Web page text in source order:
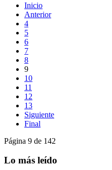
Inicio
Anterior
4
5
6
7
8
9
10
11
12
13
Siguiente
Final
Página 9 de 142
Lo más leído